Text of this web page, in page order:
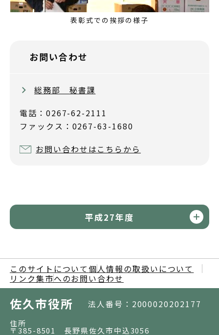
表彰式での挨拶の様子
お問い合わせ
総務部 秘書課
電話：0267-62-2111
ファックス：0267-63-1680
お問い合わせはこちらから
平成27年度
このサイトについて 個人情報の取扱いについて
リンク集市へのお問い合わせ
佐久市役所 法人番号：2000020202177
住所
〒385-8501 長野県佐久市中込3056